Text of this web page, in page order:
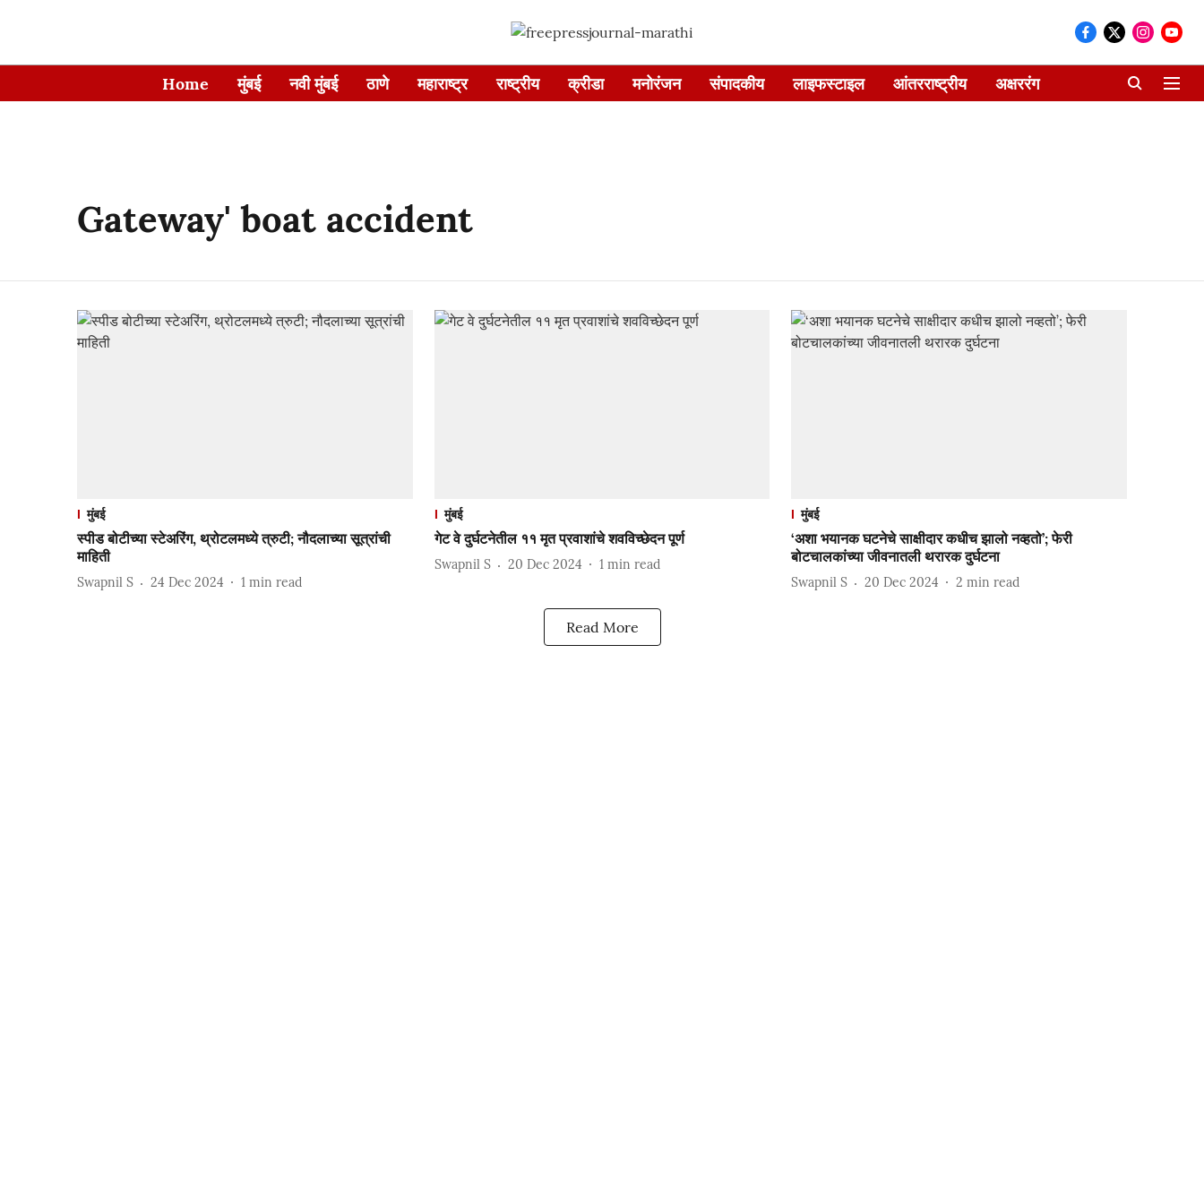
Home मुंबई नवी मुंबई ठाणे महाराष्ट्र राष्ट्रीय क्रीडा मनोरंजन संपादकीय लाइफस्टाइल आंतरराष्ट्रीय अक्षररंग
Gateway' boat accident
मुंबई
स्पीड बोटीच्या स्टेअरिंग, थ्रोटलमध्ये त्रुटी; नौदलाच्या सूत्रांची
माहिती
Swapnil S 24 Dec 2024 1 min read
मुंबई
गेट वे दुर्घटनेतील ११ मृत प्रवाशांचे शवविच्छेदन पूर्ण
Swapnil S 20 Dec 2024 1 min read
मुंबई
‘अशा भयानक घटनेचे साक्षीदार कधीच झालो नव्हतो’; फेरी
बोटचालकांच्या जीवनातली थरारक दुर्घटना
Swapnil S 20 Dec 2024 2 min read
Read More